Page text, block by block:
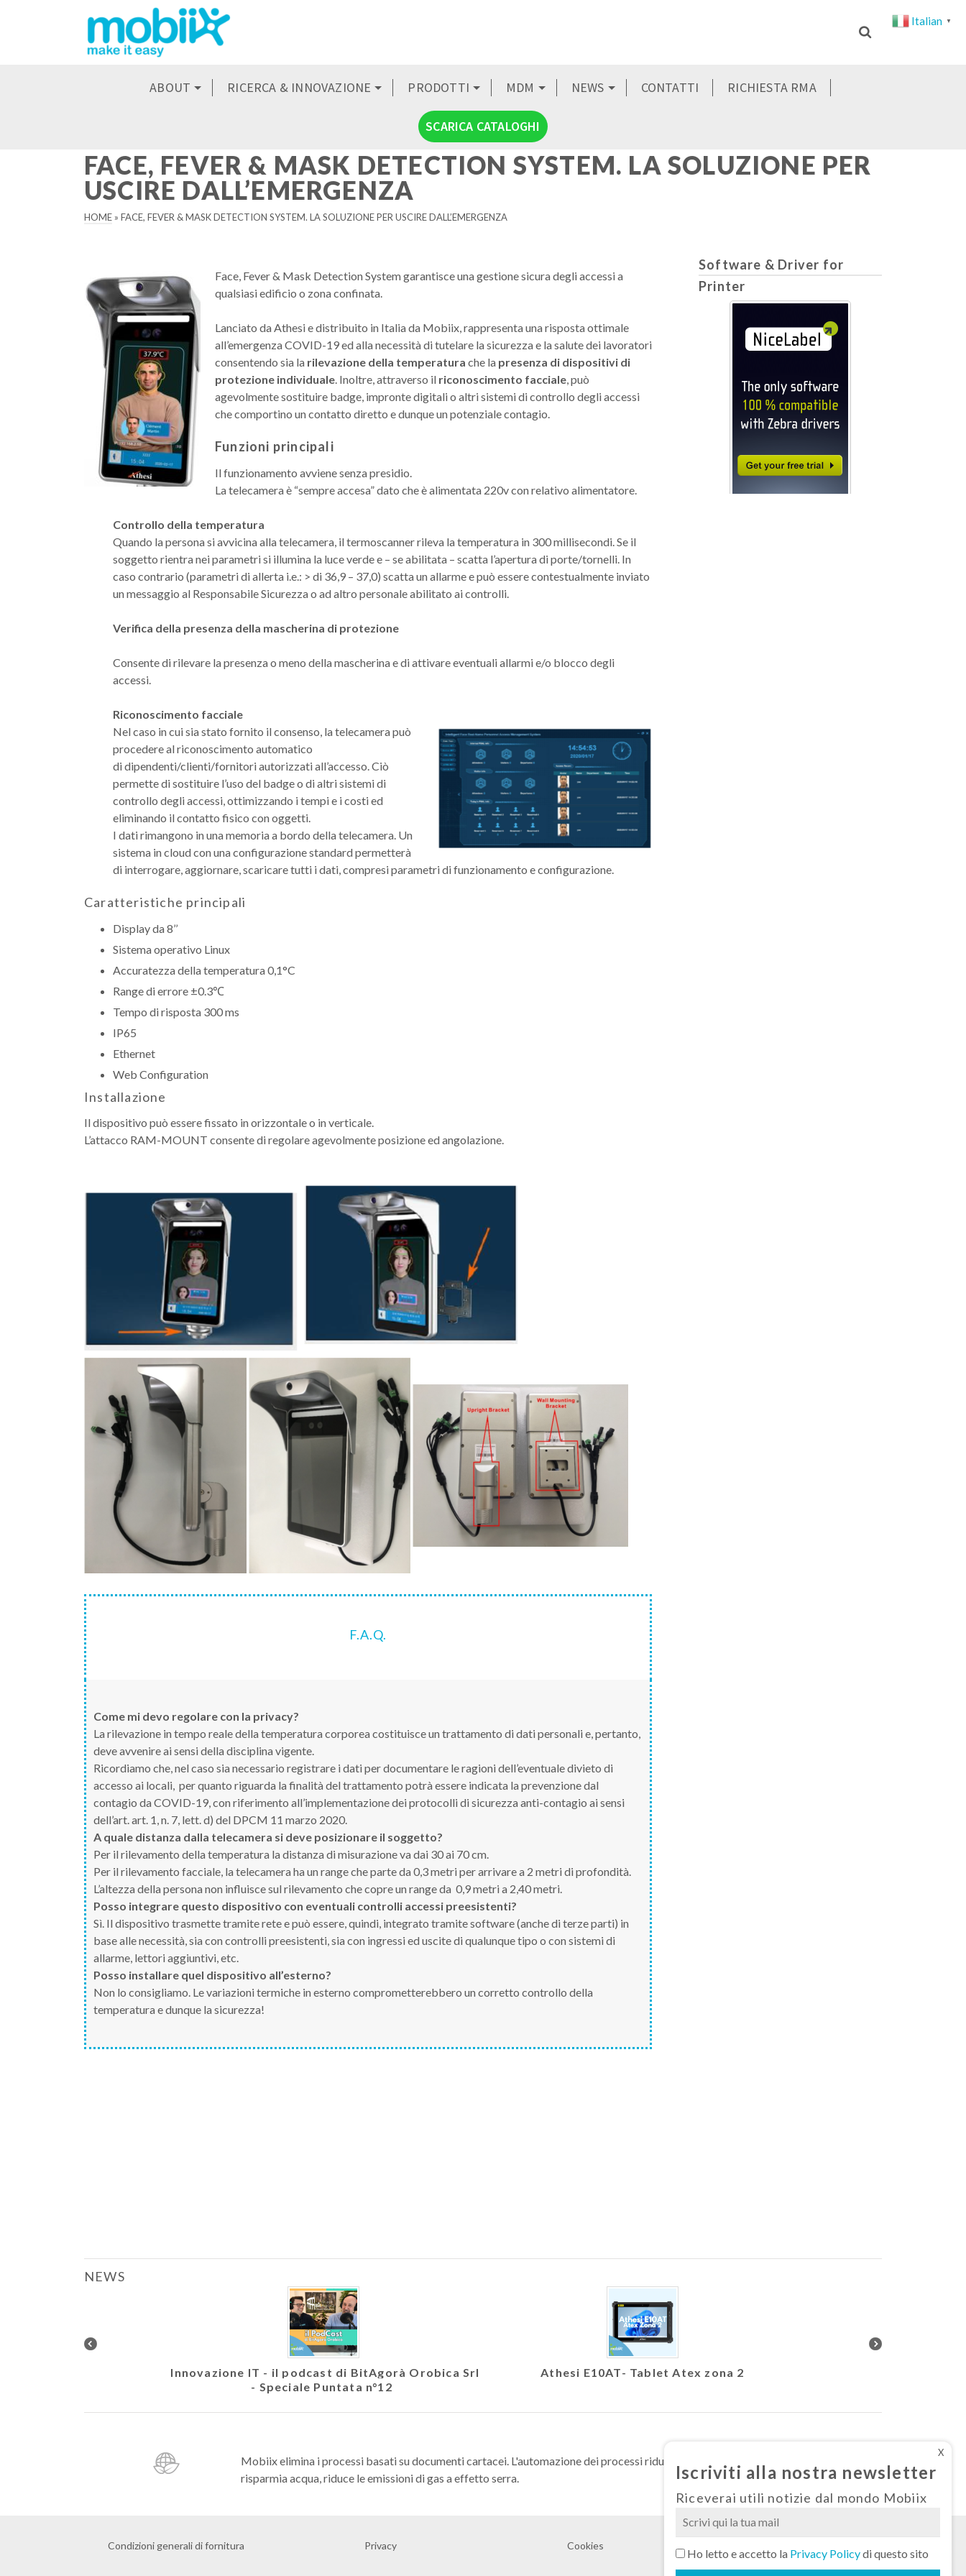
ABOUT RICERCA & INNOVAZIONE PRODOTTI MDM NEWS CONTATTI RICHIESTA RMA
SCARICA CATALOGHI
FACE, FEVER & MASK DETECTION SYSTEM. LA SOLUZIONE PER
USCIRE DALL’EMERGENZA
HOME » FACE, FEVER & MASK DETECTION SYSTEM. LA SOLUZIONE PER USCIRE DALL’EMERGENZA
Face, Fever & Mask Detection System garantisce una gestione sicura degli accessi a
qualsiasi edificio o zona confinata.
Lanciato da Athesi e distribuito in Italia da Mobiix, rappresenta una risposta ottimale
all’emergenza COVID-19 ed alla necessità di tutelare la sicurezza e la salute dei lavoratori
consentendo sia la rilevazione della temperatura che la presenza di dispositivi di
protezione individuale. Inoltre, attraverso il riconoscimento facciale, può
agevolmente sostituire badge, impronte digitali o altri sistemi di controllo degli accessi
che comportino un contatto diretto e dunque un potenziale contagio.
Funzioni principali
Il funzionamento avviene senza presidio.
La telecamera è “sempre accesa” dato che è alimentata 220v con relativo alimentatore.
Controllo della temperatura
Quando la persona si avvicina alla telecamera, il termoscanner rileva la temperatura in 300 millisecondi. Se il
soggetto rientra nei parametri si illumina la luce verde e – se abilitata – scatta l’apertura di porte/tornelli. In
caso contrario (parametri di allerta i.e.: > di 36,9 – 37,0) scatta un allarme e può essere contestualmente inviato
un messaggio al Responsabile Sicurezza o ad altro personale abilitato ai controlli.
Verifica della presenza della mascherina di protezione
Consente di rilevare la presenza o meno della mascherina e di attivare eventuali allarmi e/o blocco degli
accessi.
Riconoscimento facciale
Nel caso in cui sia stato fornito il consenso, la telecamera può
procedere al riconoscimento automatico
di dipendenti/clienti/fornitori autorizzati all’accesso. Ciò
permette di sostituire l’uso del badge o di altri sistemi di
controllo degli accessi, ottimizzando i tempi e i costi ed
eliminando il contatto fisico con oggetti.
I dati rimangono in una memoria a bordo della telecamera. Un
sistema in cloud con una configurazione standard permetterà
di interrogare, aggiornare, scaricare tutti i dati, compresi parametri di funzionamento e configurazione.
Caratteristiche principali
Display da 8’’
Sistema operativo Linux
Accuratezza della temperatura 0,1°C
Range di errore ±0.3℃
Tempo di risposta 300 ms
IP65
Ethernet
Web Configuration
Installazione
Il dispositivo può essere fissato in orizzontale o in verticale.
L’attacco RAM-MOUNT consente di regolare agevolmente posizione ed angolazione.
F.A.Q.
Come mi devo regolare con la privacy?
La rilevazione in tempo reale della temperatura corporea costituisce un trattamento di dati personali e, pertanto,
deve avvenire ai sensi della disciplina vigente.
Ricordiamo che, nel caso sia necessario registrare i dati per documentare le ragioni dell’eventuale divieto di
accesso ai locali, per quanto riguarda la finalità del trattamento potrà essere indicata la prevenzione dal
contagio da COVID-19, con riferimento all’implementazione dei protocolli di sicurezza anti-contagio ai sensi
dell’art. art. 1, n. 7, lett. d) del DPCM 11 marzo 2020.
A quale distanza dalla telecamera si deve posizionare il soggetto?
Per il rilevamento della temperatura la distanza di misurazione va dai 30 ai 70 cm.
Per il rilevamento facciale, la telecamera ha un range che parte da 0,3 metri per arrivare a 2 metri di profondità.
L’altezza della persona non influisce sul rilevamento che copre un range da 0,9 metri a 2,40 metri.
Posso integrare questo dispositivo con eventuali controlli accessi preesistenti?
Sì. Il dispositivo trasmette tramite rete e può essere, quindi, integrato tramite software (anche di terze parti) in
base alle necessità, sia con controlli preesistenti, sia con ingressi ed uscite di qualunque tipo o con sistemi di
allarme, lettori aggiuntivi, etc.
Posso installare quel dispositivo all’esterno?
Non lo consigliamo. Le variazioni termiche in esterno comprometterebbero un corretto controllo della
temperatura e dunque la sicurezza!
Software & Driver for
Printer
NEWS
Innovazione IT - il podcast di BitAgorà Orobica Srl
- Speciale Puntata n°12
Athesi E10AT- Tablet Atex zona 2
Mobiix elimina i processi basati su documenti cartacei. L'automazione dei processi riduce il consumo di energia, salva alberi e
risparmia acqua, riduce le emissioni di gas a effetto serra.
Condizioni generali di fornitura Privacy Cookies
Italian ▼
X
Iscriviti alla nostra newsletter
Riceverai utili notizie dal mondo Mobiix
Si
prega
Ho letto e accetto la Privacy Policydi questo sito